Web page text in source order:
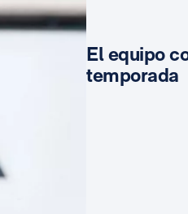
El equipo
temporada